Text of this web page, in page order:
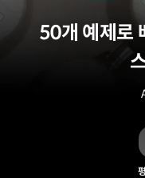
50개 예제로